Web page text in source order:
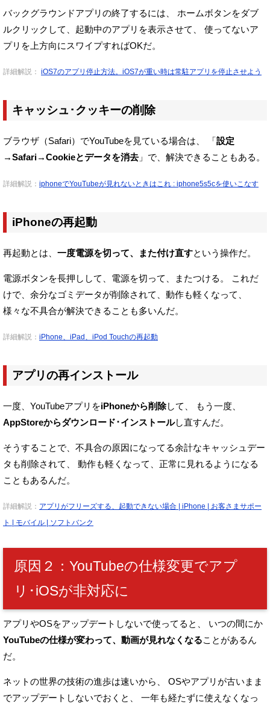
バックグラウンドアプリの終了するには、
ホームボタンをダブ
ルクリックして、起動中のアプリを表示させて、
使ってないア
プリを上方向にスワイプすればOKだ。
詳細解説： iOS7のアプリ停止方法。iOS7が重い時は常駐アプリを停止させよう
キャッシュ･クッキーの削除
ブラウザ（Safari）でYouTubeを見ている場合は、 「設定
→Safari→Cookieとデータを消去 」で、解決できることもある。
詳細解説： iphoneでYouTubeが見れないときはこれ : iphone5s5cを使いこなす
iPhoneの再起動
再起動とは、 一度電源を切って、また付け直すという操作だ。
電源ボタンを長押しして、電源を切って、またつける。
これだ
けで、余分なゴミデータが削除されて、動作も軽くなって、
様々な不具合が解決できることも多いんだ。
詳細解説： iPhone、iPad、iPod Touchの再起動
アプリの再インストール
一度、YouTubeアプリをiPhoneから削除して、
もう一度、
AppStoreからダウンロード･インストールし直すんだ。
そうすることで、不具合の原因になってる余計なキャッシュデー
タも削除されて、
動作も軽くなって、正常に見れるようになる
こともあるんだ。
詳細解説： アプリがフリーズする、起動できない場合 | iPhone | お客さまサポー
ト | モバイル | ソフトバンク
原因２：YouTubeの仕様変更でアプ
リ･iOSが非対応に
アプリやOSをアップデートしないで使ってると、
いつの間にか
YouTubeの仕様が変わって、動画が見れなくなることがあるん
だ。
ネットの世界の技術の進歩は速いから、
OSやアプリが古いまま
でアップデートしないでおくと、
一年も経たずに使えなくなっ